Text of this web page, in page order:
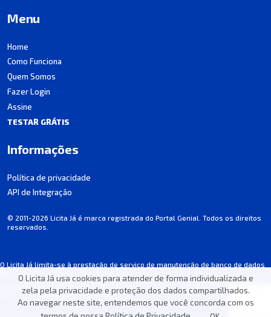
O Licita Já usa cookies para atender de forma individualizada e
zela pela privacidade e proteção dos dados compartilhados.
Ao navegar neste site, entendemos que você concorda com os
O Licita Já limita-se à prestação de serviço de manutenção de banco de dados
de licitações, não participando dos processos.
Algumas informações podem apresentar incorreções involuntárias. Consulte
sempre o edital de cada licitação.
Menu
Home
Como Funciona
Quem Somos
Fazer Login
Assine
TESTAR GRÁTIS
Informações
Política de privacidade
API de Integração
© 2011-2026 Licita Já é marca registrada do Portal Genial. Todos os direitos
reservados.